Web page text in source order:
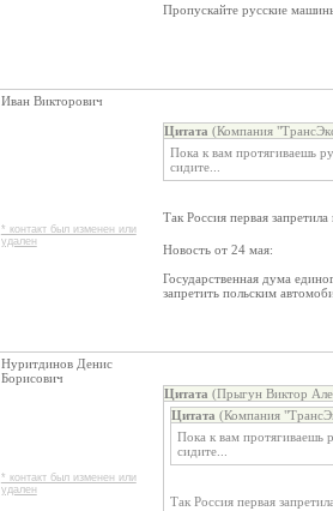
Пропускайте русские
Иван Викторович
* контакт был изменен или
удален
Цитата (Компания
Пока к вам протягиваешь
сидите...
Так Россия первая
Новость от 24 мая:
Государственная дума
запретить польским
Нуритдинов Денис
Борисович
* контакт был изменен или
удален
Цитата (Прыгун Виктор
Цитата (Компания
Пока к вам протягиваешь
сидите...
Так Россия первая